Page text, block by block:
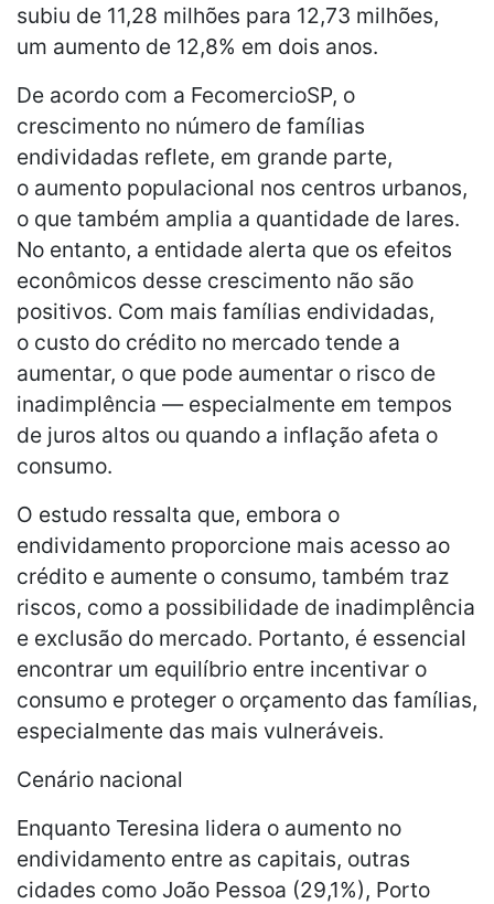
subiu de 11,28 milhões para 12,73 milhões,
um aumento de 12,8% em dois anos.
De acordo com a FecomercioSP, o
crescimento no número de famílias
endividadas reflete, em grande parte,
o aumento populacional nos centros urbanos,
o que também amplia a quantidade de lares.
No entanto, a entidade alerta que os efeitos
econômicos desse crescimento não são
positivos. Com mais famílias endividadas,
o custo do crédito no mercado tende a
aumentar, o que pode aumentar o risco de
inadimplência — especialmente em tempos
de juros altos ou quando a inflação afeta o
consumo.
O estudo ressalta que, embora o
endividamento proporcione mais acesso ao
crédito e aumente o consumo, também traz
riscos, como a possibilidade de inadimplência
e exclusão do mercado. Portanto, é essencial
encontrar um equilíbrio entre incentivar o
consumo e proteger o orçamento das famílias,
especialmente das mais vulneráveis.
Cenário nacional
Enquanto Teresina lidera o aumento no
endividamento entre as capitais, outras
cidades como João Pessoa (29,1%), Porto